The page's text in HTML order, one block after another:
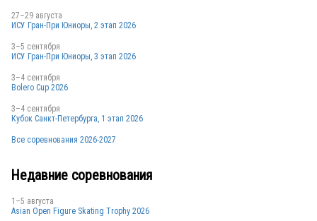
27–29 августа
ИСУ Гран-При Юниоры, 2 этап 2026
3–5 сентября
ИСУ Гран-При Юниоры, 3 этап 2026
3–4 сентября
Bolero Cup 2026
3–4 сентября
Кубок Санкт-Петербурга, 1 этап 2026
Все соревнования 2026-2027
Недавние соревнования
1–5 августа
Asian Open Figure Skating Trophy 2026